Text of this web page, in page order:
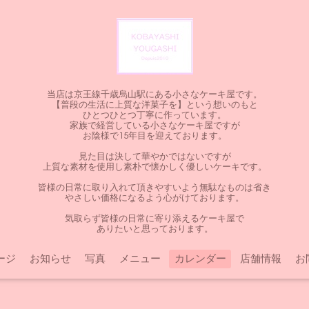
当店は京王線千歳烏山駅にある小さなケーキ屋です。
【普段の生活に上質な洋菓子を】という想いのもと
ひとつひとつ丁寧に作っています。
家族で経営している小さなケーキ屋ですが
お陰様で15年目を迎えております。
見た目は決して華やかではないですが
上質な素材を使用し素朴で懐かしく優しいケーキです。
皆様の日常に取り入れて頂きやすいよう無駄なものは省き
やさしい価格になるよう心がけております。
気取らず皆様の日常に寄り添えるケーキ屋で
ありたいと思っております。
ジ お知らせ 写真 メニュー カレンダー 店舗情報 お